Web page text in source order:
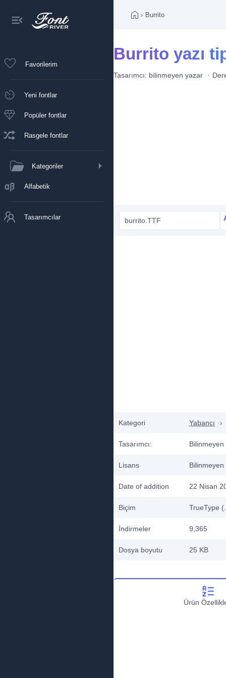
Favorilerim
Yeni fontlar
Popüler fontlar
Rasgele fontlar
Kategoriler
Alfabetik
Tasarımcılar
› Burrito
Burrito yazı
Tasarımcı: bilinmeyen yazar
burrito.TTF
Kategori Yabancı ›
Tasarımcı: Bilinmeyen
Lisans Bilinmeyen
Date of addition 22 Nisan
Biçim TrueType
İndirmeler 9,365
Dosya boyutu 25 KB
Ürün